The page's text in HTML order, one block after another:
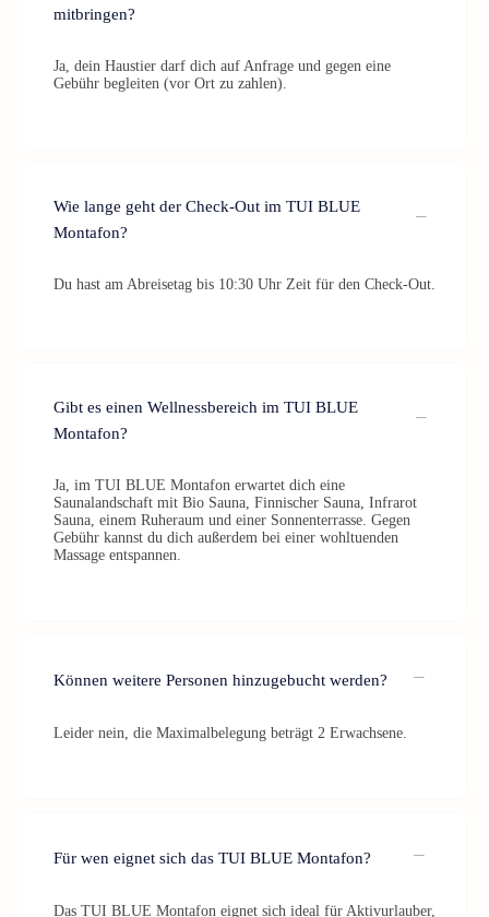
mitbringen?
Ja, dein Haustier darf dich auf Anfrage und gegen eine
Gebühr begleiten (vor Ort zu zahlen).
Wie lange geht der Check-Out im TUI BLUE
Montafon?
Du hast am Abreisetag bis 10:30 Uhr Zeit für den Check-Out.
Gibt es einen Wellnessbereich im TUI BLUE
Montafon?
Ja, im TUI BLUE Montafon erwartet dich eine
Saunalandschaft mit Bio Sauna, Finnischer Sauna, Infrarot
Sauna, einem Ruheraum und einer Sonnenterrasse. Gegen
Gebühr kannst du dich außerdem bei einer wohltuenden
Massage entspannen.
Können weitere Personen hinzugebucht werden?
Leider nein, die Maximalbelegung beträgt 2 Erwachsene.
Für wen eignet sich das TUI BLUE Montafon?
Das TUI BLUE Montafon eignet sich ideal für Aktivurlauber,